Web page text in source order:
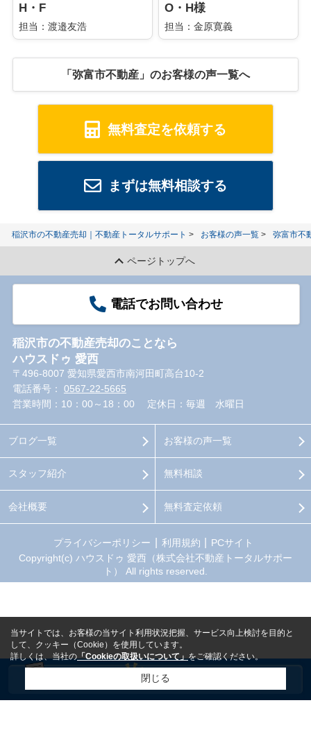
H・F
担当：渡邉友浩
O・H様
担当：金原寛義
「弥富市不動産」のお客様の声一覧へ
無料査定を依頼する
まずは無料相談する
稲沢市の不動産売却｜不動産トータルサポート お客様の声一覧 弥富市不
ページトップへ
電話でお問い合わせ
稲沢市の不動産売却のことなら
ハウスドゥ 愛西
〒496-8007 愛知県愛西市南河田町高台10-2
電話番号： 0567-22-5665
営業時間：10：00～18：00
定休日：毎週 水曜日
ブログ一覧
スタッフ紹介
会社概要
お客様の声一覧
無料相談
無料査定依頼
プライバシーポリシー 利用規約
PCサイト
Copyright(c) ハウスドゥ 愛西（株式会社不動産トータルサポー
ト） All rights reserved.
当サイトでは、お客様の当サイト利用状況把握、サービス向上検討を目的と
して、クッキー（Cookie）を使用しています。
詳しくは、当社の「Cookieの取扱いについて」をご確認ください。
閉じる